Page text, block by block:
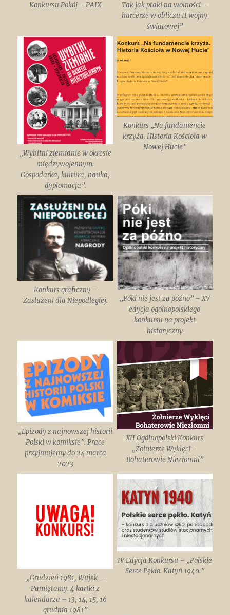
Konkursu Pokój – PAIX
Tak jak ptaki na wolności –
harcerze w obliczu II wojny
światowej”
„Wybitni ziemianie w okresie
międzywojennym.
Gospodarka, kultura, nauka,
dyplomacja”.
Konkurs „Na fundamencie
krzyża. Historia Kościoła w
Nowej Hucie”
Konkurs graficzny –
Zasłużeni dla Niepodległej.
„Póki nie jest za późno” – XV
edycja ogólnopolskiego
konkursu na projekt
historyczny
„Epizody z najnowszej historii
Polski w komiksie”. Prace
przyjmujemy do 24 marca
2023
XII Ogólnopolski Konkurs
„Żołnierze Wyklęci –
Bohaterowie Niezłomni”
„Grudzień 1981, Wujek –
Pamiętamy. 4 kartki z
kalendarza – 13, 14, 15, 16
grudnia 1981”
IV Edycja Konkursu – „Polskie
Serce Pękło. Katyń 1940.”